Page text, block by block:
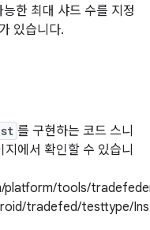
한 최대 샤드 수를 지정
가 있습니다.
를 구현하는 코드 스니
에서 확인할 수 있습니
platform/tools/
tradefed/testtype/